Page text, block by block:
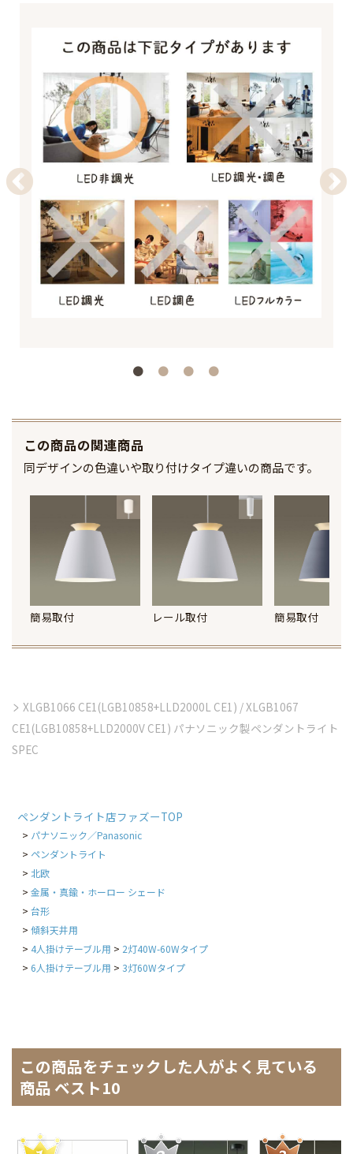
この商品の関連商品
同デザインの色違いや取り付けタイプ違いの商品です。
簡易取付 レール取付 簡易取付
XLGB1066 CE1(LGB10858+LLD2000L CE1) / XLGB1067
CE1(LGB10858+LLD2000V CE1) パナソニック製ペンダントライト
SPEC
ペンダントライト店ファズーTOP
パナソニック／Panasonic
ペンダントライト
北欧
金属・真鍮・ホーロー シェード
台形
傾斜天井用
4人掛けテーブル用
2灯40W-60Wタイプ
6人掛けテーブル用
3灯60Wタイプ
この商品をチェックした人がよく見ている
商品 ベスト10